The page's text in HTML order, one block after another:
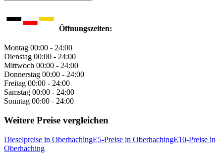
Öffnungszeiten:
Montag 00:00 - 24:00
Dienstag 00:00 - 24:00
Mittwoch 00:00 - 24:00
Donnerstag 00:00 - 24:00
Freitag 00:00 - 24:00
Samstag 00:00 - 24:00
Sonntag 00:00 - 24:00
Weitere Preise vergleichen
Dieselpreise in OberhachingE5-Preise in OberhachingE10-Preise in
Oberhaching